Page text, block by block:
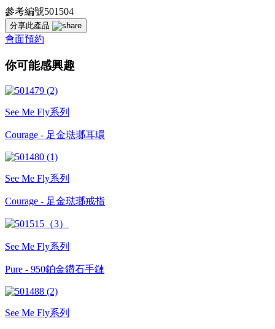
參考編號501504
分享此產品
會面預約
你可能感興趣
See Me Fly系列
Courage - 足金琺瑯耳環
See Me Fly系列
Courage - 足金琺瑯戒指
See Me Fly系列
Pure - 950鉑金鑽石手鏈
See Me Fly系列